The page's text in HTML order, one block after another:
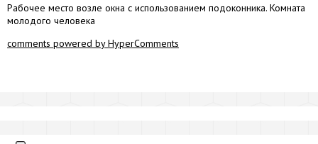
Рабочее место возле окна с использованием подоконника. Комната
молодого человека
comments powered by HyperComments